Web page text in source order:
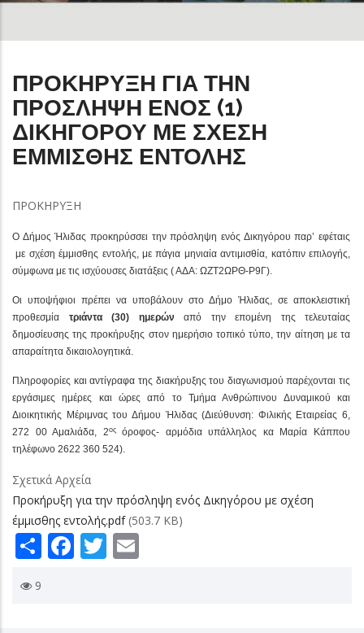
ΠΡΟΚΗΡΥΞΗ ΓΙΑ ΤΗΝ
ΠΡΟΣΛΗΨΗ ΕΝΟΣ (1)
ΔΙΚΗΓΟΡΟΥ ΜΕ ΣΧΕΣΗ
ΕΜΜΙΣΘΗΣ ΕΝΤΟΛΗΣ
ΠΡΟΚΗΡΥΞΗ
Ο Δήμος Ήλιδας προκηρύσσει την πρόσληψη ενός Δικηγόρου παρ’ εφέταις
με σχέση έμμισθης εντολής, με πάγια μηνιαία αντιμισθία, κατόπιν επιλογής,
σύμφωνα με τις ισχύουσες διατάξεις ( ΑΔΑ: ΩΖΤ2ΩΡΘ-Ρ9Γ).
Οι υποψήφιοι πρέπει να υποβάλουν στο Δήμο Ήλιδας, σε αποκλειστική
προθεσμία τριάντα (30) ημερών από την επομένη της τελευταίας
δημοσίευσης της προκήρυξης στον ημερήσιο τοπικό τύπο, την αίτηση με τα
απαραίτητα δικαιολογητικά.
Πληροφορίες και αντίγραφα της διακήρυξης του διαγωνισμού παρέχονται τις
εργάσιμες ημέρες και ώρες από το Τμήμα Ανθρώπινου Δυναμικού και
Διοικητικής Μέριμνας του Δήμου Ήλιδας (Διεύθυνση: Φιλικής Εταιρείας 6,
272 00 Αμαλιάδα, 2οςόροφος- αρμόδια υπάλληλος κα Μαρία Κάππου
τηλέφωνο 2622 360 524).
Σχετικά Αρχεία
Προκήρυξη για την πρόσληψη ενός Δικηγόρου με σχέση
έμμισθης εντολής.pdf (503.7 KB)
ShareFacebook
Twitter
9